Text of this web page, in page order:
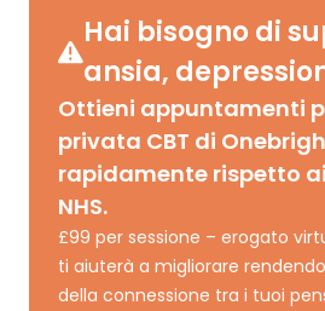
Hai bisogno di
ansia,
Ottieni appuntamenti
privata CBT di
rapidamente rispetto
NHS.
£99 per sessione – erogato
ti aiuterà a migliorare
della connessione tra i tuoi